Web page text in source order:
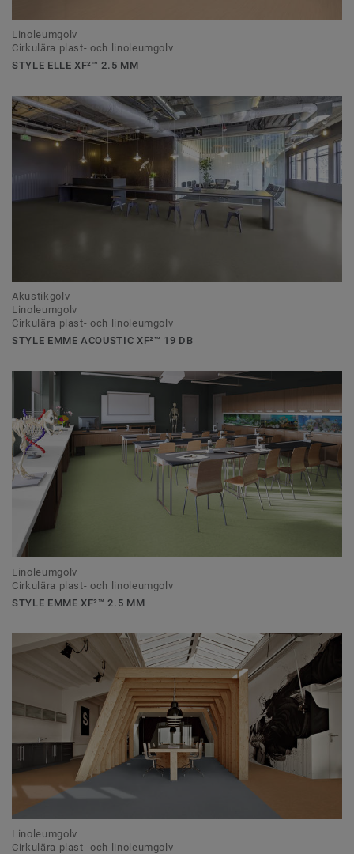
Linoleumgolv
Cirkulära plast- och linoleumgolv
STYLE ELLE XF²™ 2.5 MM
Akustikgolv
Linoleumgolv
Cirkulära plast- och linoleumgolv
STYLE EMME ACOUSTIC XF²™ 19 DB
Linoleumgolv
Cirkulära plast- och linoleumgolv
STYLE EMME XF²™ 2.5 MM
Linoleumgolv
Cirkulära plast- och linoleumgolv